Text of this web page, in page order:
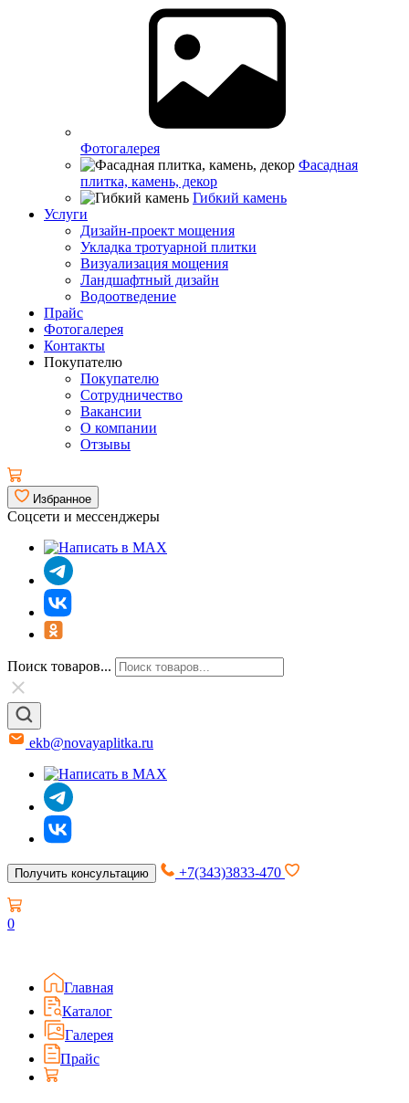
Фотогалерея
Фасадная
плитка, камень, декор
Гибкий камень
Услуги
Дизайн-проект мощения
Укладка тротуарной плитки
Визуализация мощения
Ландшафтный дизайн
Водоотведение
Прайс
Фотогалерея
Контакты
Покупателю
Покупателю
Сотрудничество
Вакансии
О компании
Отзывы
Избранное
Соцсети и мессенджеры
Поиск товаров...
ekb@novayaplitka.ru
Получить консультацию +7(343)3833-470
0
Главная
Каталог
Галерея
Прайс